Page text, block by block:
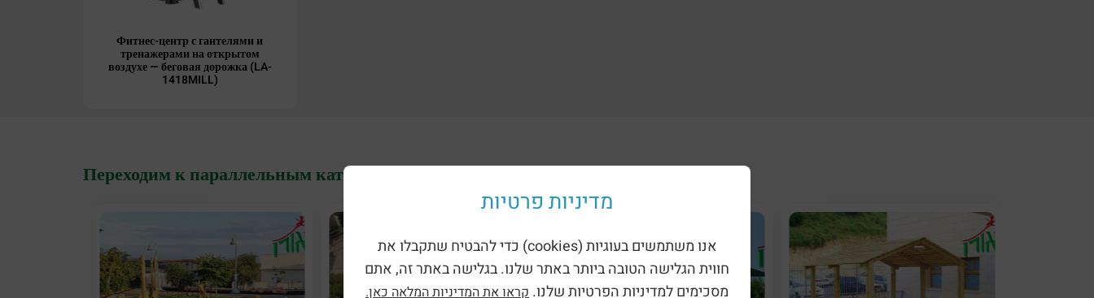
Фитнес-центр с гантелями и
тренажерами на открытом
воздухе — беговая дорожка (LA-
1418MILL)
Переходим к параллельным категориям:
מדיניות פרטיות
אנו משתמשים בעוגיות (cookies) כדי להבטיח שתקבלו את
חווית הגלישה הטובה ביותר באתר שלנו. בגלישה באתר זה, אתם
מסכימים למדיניות הפרטיות שלנו. קראו את המדיניות המלאה כאן.